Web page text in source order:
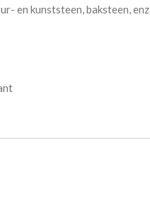
en kunststeen, baksteen, enz